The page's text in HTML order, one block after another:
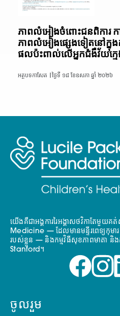
ភាពលំអៀងចំពោះជនពិការ ក
ភាពលំអៀងផ្សេងទៀតនៅក្នុង
ផលប៉ះពាល់លើអ្នកជំងឺវ័យក្ម
អត្ថបទកាសែត | ថ្ងៃទី ១៨ ខែឧសភា ឆ្នាំ ២០២៦
យើងគឺជាអង្គការរៃអង្គាសថវិកាតែមួយ
Medicine — ដែលមានមន្ទីរពេទ្យកុម
របស់ខ្លួន — និងកម្មវិធីសុខភាពមាតា និងកុ
Stanford។
ចូលរួម